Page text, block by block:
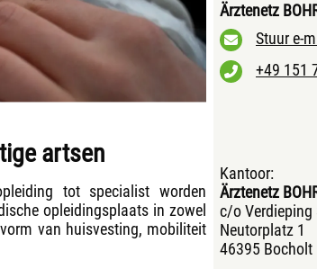
artsen
tot specialist worden
opleidingsplaats in zowel
van huisvesting, mobiliteit
Ärztenetz
Stuur e-
+49 151
Kantoor:
Ärztenetz
c/o Verdieping
Neutorplatz 1
46395 Bocholt